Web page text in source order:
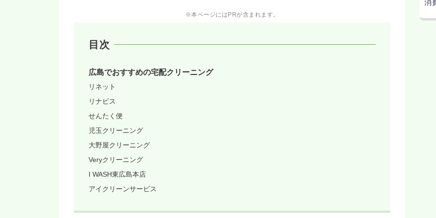
※本ページにはPRが含まれます。
目次
広島でおすすめの宅配クリーニング
リネット
リナビス
せんたく便
児玉クリーニング
大野屋クリーニング
Veryクリーニング
I WASH東広島本店
アイクリーンサービス
消